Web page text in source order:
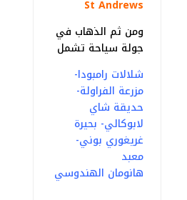
St Andrews
ومن ثم الذهاب في
جولة سياحة تشمل
شلالات رامبودا-
مزرعة الفراولة-
حديقة شاي
لابوكالي- بحيرة
غريغوري بوني-
معبد
هانومان الهندوسي